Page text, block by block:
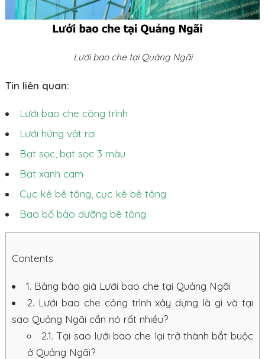
Lưới bao che tại Quảng Ngãi
Tin liên quan:
Lưới bao che công trình
Lưới hứng vật rơi
Bạt sọc, bạt sọc 3 màu
Bạt xanh cam
Cục kê bê tông, cục kê bê tông
Bao bố bảo dưỡng bê tông
Contents
1. Bảng báo giá Lưới bao che tại Quảng Ngãi
2. Lưới bao che công trình xây dựng là gì và tại
sao Quảng Ngãi cần nó rất nhiều?
2.1. Tại sao lưới bao che lại trở thành bắt buộc
ở Quảng Ngãi?